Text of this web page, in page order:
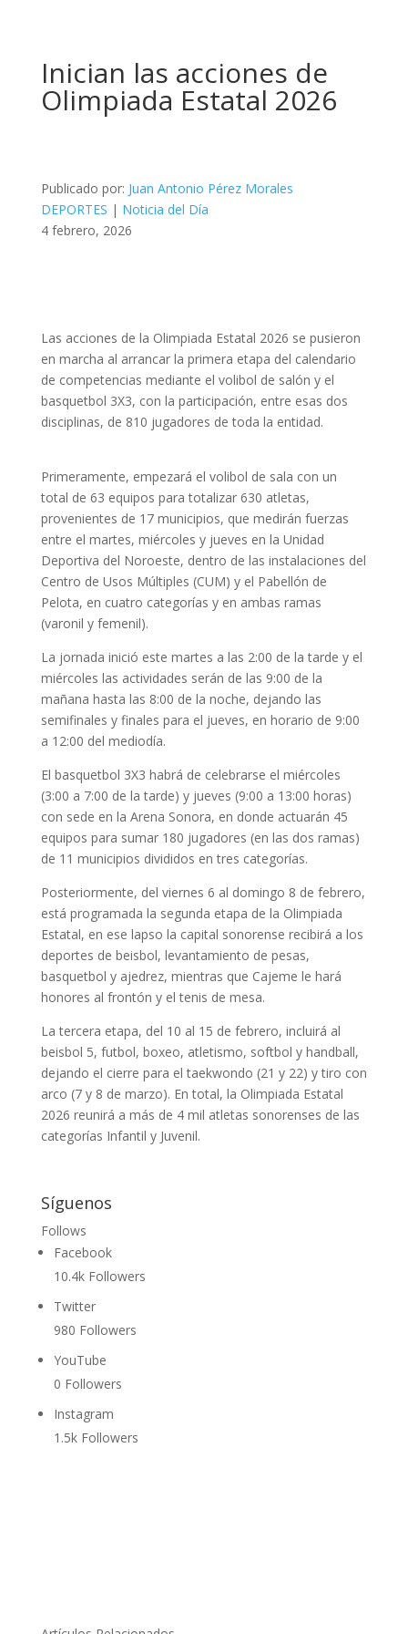
Inician las acciones de
Olimpiada Estatal 2026
Publicado por: Juan Antonio Pérez Morales
DEPORTES | Noticia del Día
4 febrero, 2026
Las acciones de la Olimpiada Estatal 2026 se pusieron
en marcha al arrancar la primera etapa del calendario
de competencias mediante el volibol de salón y el
basquetbol 3X3, con la participación, entre esas dos
disciplinas, de 810 jugadores de toda la entidad.
Primeramente, empezará el volibol de sala con un
total de 63 equipos para totalizar 630 atletas,
provenientes de 17 municipios, que medirán fuerzas
entre el martes, miércoles y jueves en la Unidad
Deportiva del Noroeste, dentro de las instalaciones del
Centro de Usos Múltiples (CUM) y el Pabellón de
Pelota, en cuatro categorías y en ambas ramas
(varonil y femenil).
La jornada inició este martes a las 2:00 de la tarde y el
miércoles las actividades serán de las 9:00 de la
mañana hasta las 8:00 de la noche, dejando las
semifinales y finales para el jueves, en horario de 9:00
a 12:00 del mediodía.
El basquetbol 3X3 habrá de celebrarse el miércoles
(3:00 a 7:00 de la tarde) y jueves (9:00 a 13:00 horas)
con sede en la Arena Sonora, en donde actuarán 45
equipos para sumar 180 jugadores (en las dos ramas)
de 11 municipios divididos en tres categorías.
Posteriormente, del viernes 6 al domingo 8 de febrero,
está programada la segunda etapa de la Olimpiada
Estatal, en ese lapso la capital sonorense recibirá a los
deportes de beisbol, levantamiento de pesas,
basquetbol y ajedrez, mientras que Cajeme le hará
honores al frontón y el tenis de mesa.
La tercera etapa, del 10 al 15 de febrero, incluirá al
beisbol 5, futbol, boxeo, atletismo, softbol y handball,
dejando el cierre para el taekwondo (21 y 22) y tiro con
arco (7 y 8 de marzo). En total, la Olimpiada Estatal
2026 reunirá a más de 4 mil atletas sonorenses de las
categorías Infantil y Juvenil.
Síguenos
Follows
Facebook
10.4k Followers
Twitter
980 Followers
YouTube
0 Followers
Instagram
1.5k Followers